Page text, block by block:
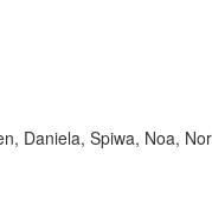
Daniela, Spiwa, Noa,